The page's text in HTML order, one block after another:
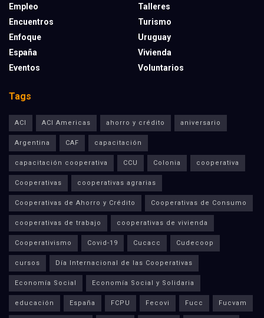
Empleo
Encuentros
Enfoque
España
Eventos
Talleres
Turismo
Uruguay
Vivienda
Voluntarios
Tags
ACI ACI Americas ahorro y crédito aniversario
Argentina CAF capacitación
capacitación cooperativa CCU Colonia cooperativa
Cooperativas cooperativas agrarias
Cooperativas de Ahorro y Crédito Cooperativas de Consumo
cooperativas de trabajo cooperativas de vivienda
Cooperativismo Covid-19 Cucacc Cudecoop
cursos Día Internacional de las Cooperativas
Economía Social Economía Social y Solidaria
educación España FCPU Fecovi Fucc Fucvam